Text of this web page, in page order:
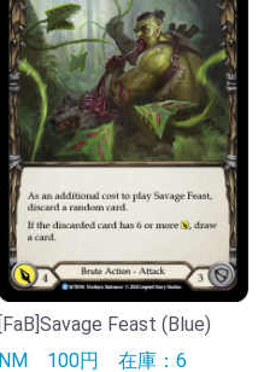
[FaB]Savage Feast (Blue)
NM 100円 在庫：6